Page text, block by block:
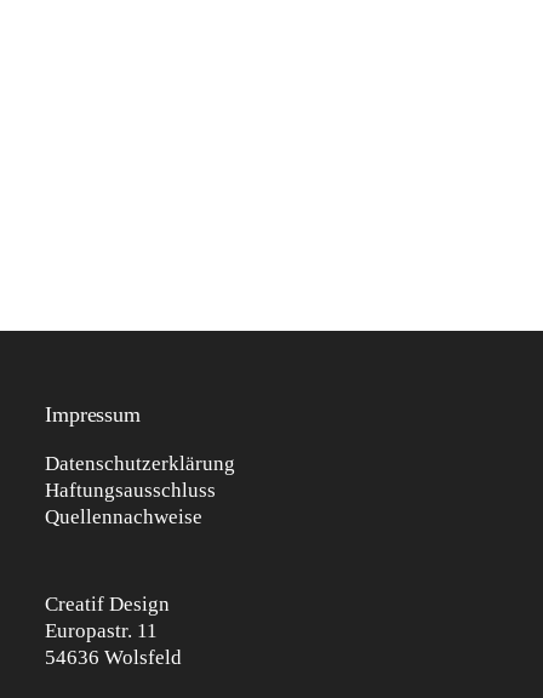
Impressum
Datenschutzerklärung
Haftungsausschluss
Quellennachweise
Creatif Design
Europastr. 11
54636 Wolsfeld